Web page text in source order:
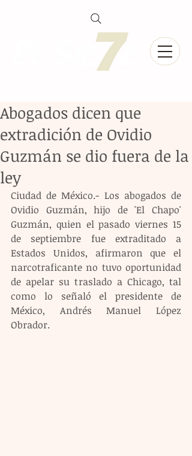
Abogados dicen que
extradición de Ovidio
Guzmán se dio fuera de la
ley
Ciudad de México.- Los abogados de
Ovidio Guzmán, hijo de 'El Chapo'
Guzmán, quien el pasado viernes 15
de septiembre fue extraditado a
Estados Unidos, afirmaron que el
narcotraficante no tuvo oportunidad
de apelar su traslado a Chicago, tal
como lo señaló el presidente de
México, Andrés Manuel López
Obrador.